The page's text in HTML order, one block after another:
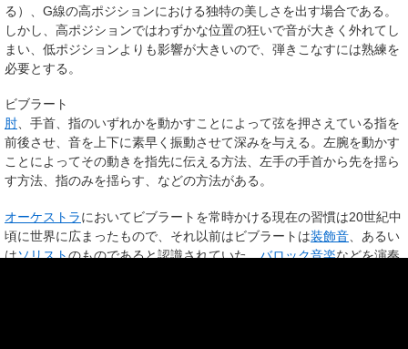
る）、G線の高ポジションにおける独特の美しさを出す場合である。
しかし、高ポジションではわずかな位置の狂いで音が大きく外れてし
まい、低ポジションよりも影響が大きいので、弾きこなすには熟練を
必要とする。
ビブラート
肘、手首、指のいずれかを動かすことによって弦を押さえている指を
前後させ、音を上下に素早く振動させて深みを与える。左腕を動かす
ことによってその動きを指先に伝える方法、左手の手首から先を揺ら
す方法、指のみを揺らす、などの方法がある。
オーケストラにおいてビブラートを常時かける現在の習慣は20世紀中
頃に世界に広まったもので、それ以前はビブラートは装飾音 、あるい
はソリストのものであると認識されていた。バロック音楽などを演奏